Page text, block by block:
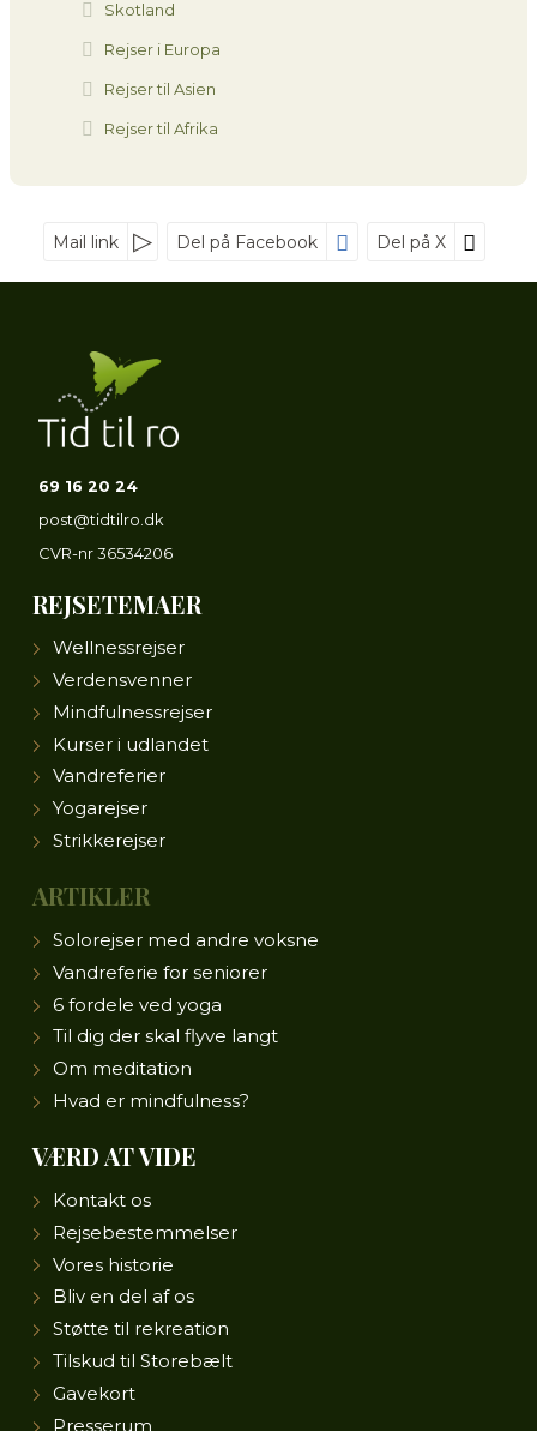
Skotland
Rejser i Europa
Rejser til Asien
Rejser til Afrika
Mail link Del på Facebook Del på X
69 16 20 24
post@tidtilro.dk
CVR-nr 36534206
REJSETEMAER
Wellnessrejser
Verdensvenner
Mindfulnessrejser
Kurser i udlandet
Vandreferier
Yogarejser
Strikkerejser
ARTIKLER
Solorejser med andre voksne
Vandreferie for seniorer
6 fordele ved yoga
Til dig der skal flyve langt
Om meditation
Hvad er mindfulness?
VÆRD AT VIDE
Kontakt os
Rejsebestemmelser
Vores historie
Bliv en del af os
Støtte til rekreation
Tilskud til Storebælt
Gavekort
Presserum